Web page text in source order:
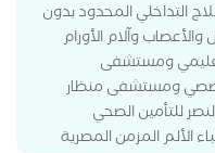
التداخلي المحدود بدون
وآلام الأورام
ومستشفى
ومستشفى منظار
للتأمين الصحي
الألم المزمن المصرية